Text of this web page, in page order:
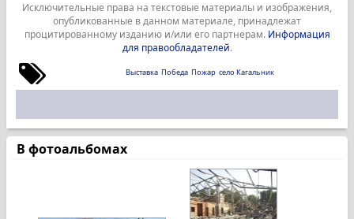
Исключительные права на текстовые материалы и изображения,
опубликованные в данном материале, принадлежат
процитированному изданию и/или его партнерам. Информация
для правообладателей.
Выставка Победа Пожар село Кагальник
В фотоальбомах